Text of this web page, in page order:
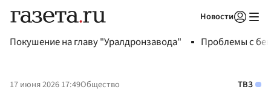
Новости
Покушение на главу "Уралдронзавода" Проблемы с
17 июня 2026 17:49Общество ТВЗ